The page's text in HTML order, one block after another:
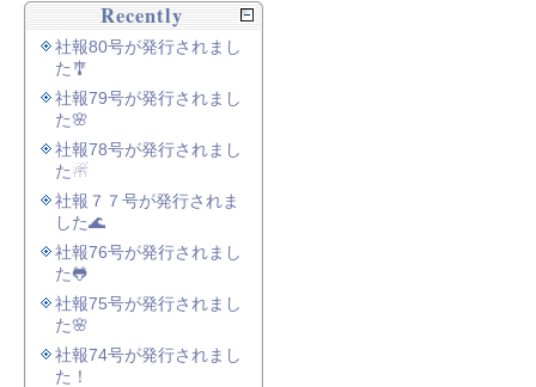
Recently
社報80号が発行されまし
た🎐
社報79号が発行されまし
た🌸
社報78号が発行されまし
た☃
社報７７号が発行されま
した🌊
社報76号が発行されまし
た🐸
社報75号が発行されまし
た🌸
社報74号が発行されまし
た！